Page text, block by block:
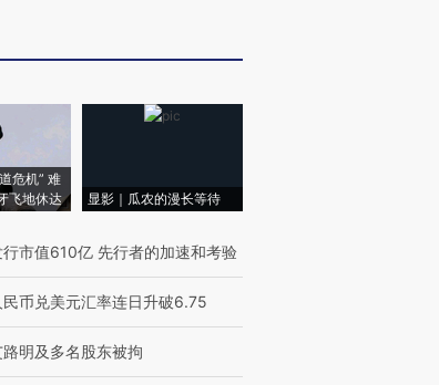
危机” 难
飞地休达
显影｜瓜农的漫长等待
市值610亿 先行者的加速和考验
币兑美元汇率连日升破6.75
路明及多名股东被拘